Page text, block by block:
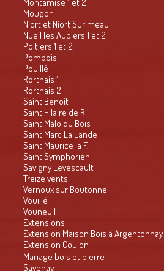
Mougon
Niort et Niort Surimeau
Nueil les Aubiers 1 et 2
Poitiers 1 et 2
Pompois
Pouillé
Rorthais 1
Rorthais 2
Saint Benoit
Saint Hilaire de R
Saint Malo du Bois
Saint Marc La Lande
Saint Maurice la F.
Saint Symphorien
Savigny Levescault
Treize vents
Vernoux sur Boutonne
Vouillé
Vouneuil
Extensions
Extension Maison Bois à Argentonnay
Extension Coulon
Mariage bois et pierre
Savenay